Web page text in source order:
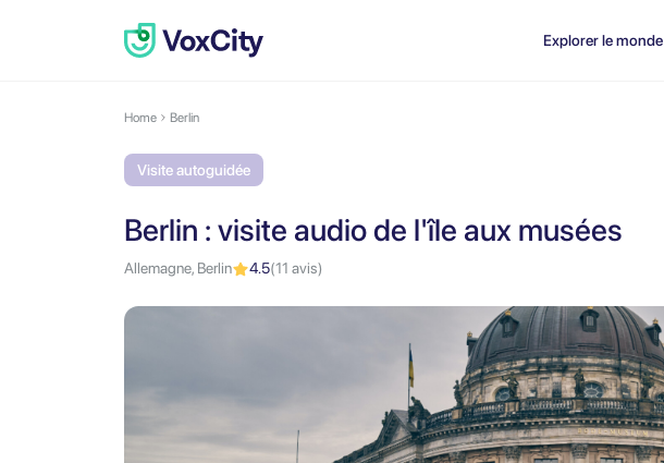
Explorer le monde
Home Berlin
Visite autoguidée
Berlin : visite audio de l'île aux musées
Allemagne, Berlin 4.5(11 avis)